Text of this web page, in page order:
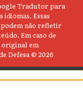
Tradutor para
Essas
não refletir
Em caso de
original em
Defesa © 2026